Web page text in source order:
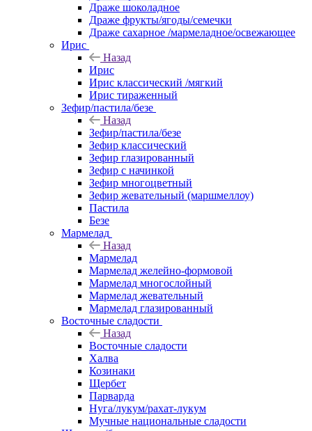
Драже шоколадное
Драже фрукты/ягоды/семечки
Драже сахарное /мармеладное/освежающее
Ирис
Назад
Ирис
Ирис классический /мягкий
Ирис тираженный
Зефир/пастила/безе
Назад
Зефир/пастила/безе
Зефир классический
Зефир глазированный
Зефир с начинкой
Зефир многоцветный
Зефир жевательный (маршмеллоу)
Пастила
Безе
Мармелад
Назад
Мармелад
Мармелад желейно-формовой
Мармелад многослойный
Мармелад жевательный
Мармелад глазированный
Восточные сладости
Назад
Восточные сладости
Халва
Козинаки
Щербет
Парварда
Нуга/лукум/рахат-лукум
Мучные национальные сладости